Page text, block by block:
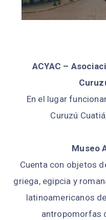
ACYAC –
En el lugar
Curuzú
Museo
Cuenta con objetos
griega, egipcia y
latinoamericanos
antropomorfas